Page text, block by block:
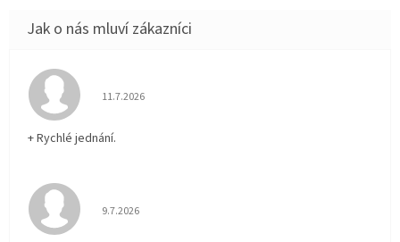
Hodnocení obchodu je 5 z 5 hvězdiček.
11.7.2026
+ Rychlé jednání.
Hodnocení obchodu je 5 z 5 hvězdiček.
9.7.2026